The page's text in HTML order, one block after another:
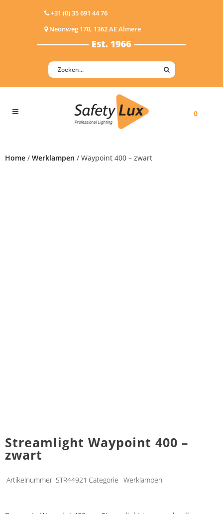
+31 (0) 35 691 44 76
Neonweg 170, 1362 AE Almere
0
Home / Werklampen / Waypoint 400 – zwart
Streamlight Waypoint 400 –
zwart
Artikelnummer STR44921 Categorie Werklampen